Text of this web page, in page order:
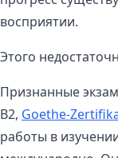
восприятии.
Этого
Признанные
B2, Goethe-
работы в